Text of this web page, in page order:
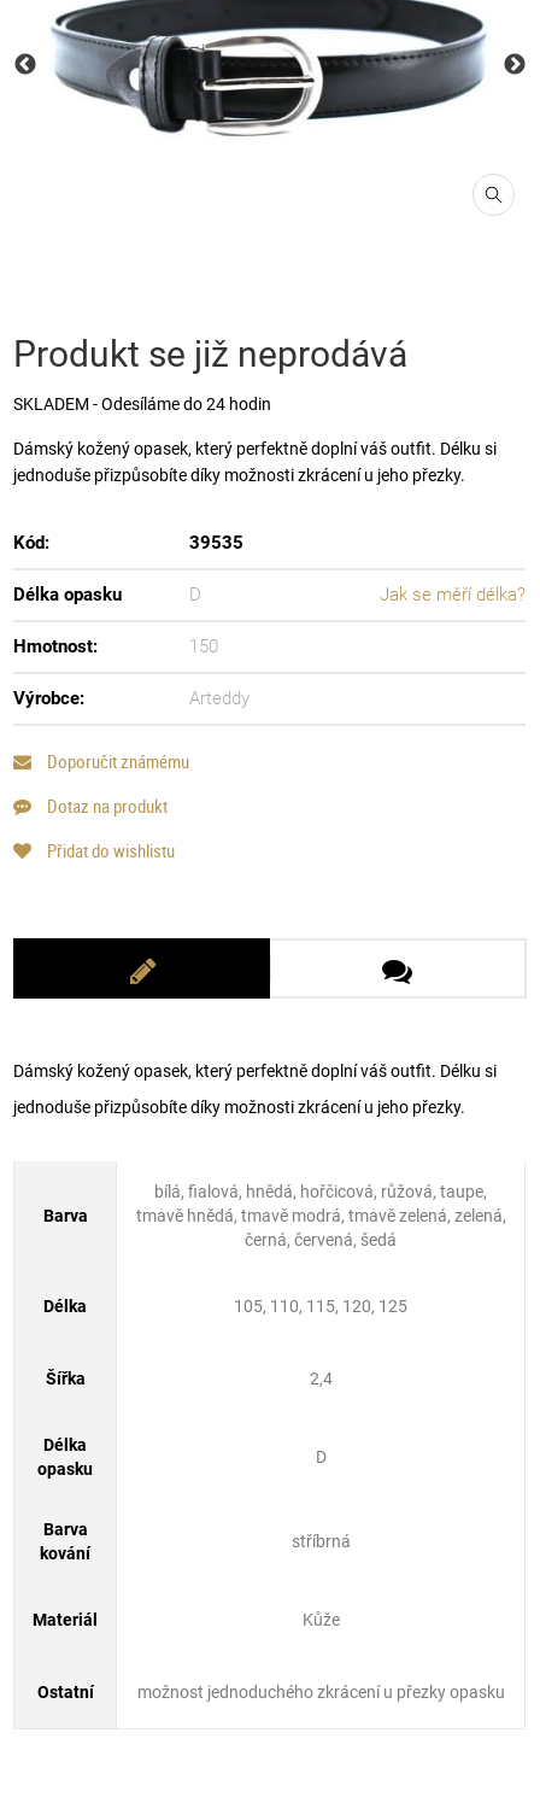
Produkt se již neprodává
SKLADEM - Odesíláme do 24 hodin
Dámský kožený opasek, který perfektně doplní váš outfit. Délku si
jednoduše přizpůsobíte díky možnosti zkrácení u jeho přezky.
Kód: 39535
Délka opasku D Jak se měří délka?
Hmotnost: 150
Výrobce: Arteddy
Doporučit známému
Dotaz na produkt
Přidat do wishlistu
Dámský kožený opasek, který perfektně doplní váš outfit. Délku si
jednoduše přizpůsobíte díky možnosti zkrácení u jeho přezky.
Barva
bílá, fialová, hnědá, hořčicová, růžová, taupe,
tmavě hnědá, tmavě modrá, tmavě zelená, zelená,
černá, červená, šedá
Délka 105, 110, 115, 120, 125
Šířka 2,4
Délka
opasku
D
Barva
kování
stříbrná
Materiál Kůže
Ostatní možnost jednoduchého zkrácení u přezky opasku